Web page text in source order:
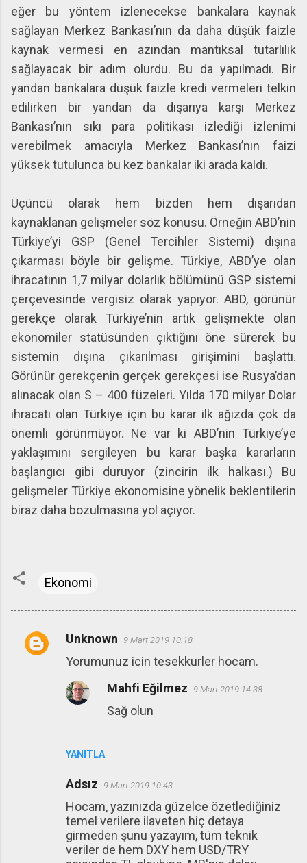
eğer bu yöntem izlenecekse bankalara kaynak
sağlayan Merkez Bankası’nın da daha düşük faizle
kaynak vermesi en azından mantıksal tutarlılık
sağlayacak bir adım olurdu. Bu da yapılmadı. Bir
yandan bankalara düşük faizle kredi vermeleri telkin
edilirken bir yandan da dışarıya karşı Merkez
Bankası’nın sıkı para politikası izlediği izlenimi
verebilmek amacıyla Merkez Bankası’nın faizi
yüksek tutulunca bu kez bankalar iki arada kaldı.
Üçüncü olarak hem bizden hem dışarıdan
kaynaklanan gelişmeler söz konusu. Örneğin ABD’nin
Türkiye’yi GSP (Genel Tercihler Sistemi) dışına
çıkarması böyle bir gelişme. Türkiye, ABD’ye olan
ihracatının 1,7 milyar dolarlık bölümünü GSP sistemi
çerçevesinde vergisiz olarak yapıyor. ABD, görünür
gerekçe olarak Türkiye’nin artık gelişmekte olan
ekonomiler statüsünden çıktığını öne sürerek bu
sistemin dışına çıkarılması girişimini başlattı.
Görünür gerekçenin gerçek gerekçesi ise Rusya’dan
alınacak olan S – 400 füzeleri. Yılda 170 milyar Dolar
ihracatı olan Türkiye için bu karar ilk ağızda çok da
önemli görünmüyor. Ne var ki ABD’nin Türkiye’ye
yaklaşımını sergileyen bu karar başka kararların
başlangıcı gibi duruyor (zincirin ilk halkası.) Bu
gelişmeler Türkiye ekonomisine yönelik beklentilerin
biraz daha bozulmasına yol açıyor.
Ekonomi
Y
Unknown 9 Mart 2019 10:18
Yorumunuz icin tesekkurler hocam.
YANITLA
Mahfi Eğilmez 9 Mart 2019 14:38
Sağ olun
Adsız 9 Mart 2019 10:43
Hocam, yazınızda güzelce özetlediğiniz
temel verilere ilaveten hiç detaya
girmeden şunu yazayım, tüm teknik
veriler de hem DXY hem USD/TRY